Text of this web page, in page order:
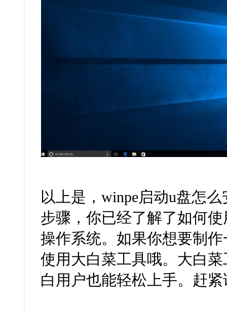
以上是，winpe启动u盘怎么
步骤，你已经了解了如何使
操作系统。如果你想要制作
使用大白菜工具哦。大白
白用户也能轻松上手。赶